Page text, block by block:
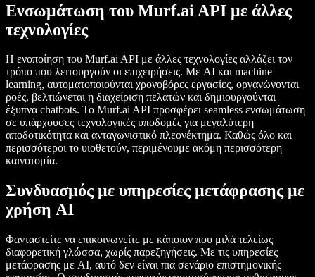
Ενσωμάτωση του Murf.ai API με άλλες
τεχνολογίες
Η ενοποίηση του Murf.ai API με άλλες τεχνολογίες αλλάζει τον
τρόπο που λειτουργούν οι επιχειρήσεις. Με AI και machine
learning, αυτοματοποιούνται χρονοβόρες εργασίες, οργανώνονται
ροές, βελτιώνεται η διαχείριση πελατών και δημιουργούνται
έξυπνα chatbots. Το Murf.ai API προσφέρει seamless ενσωμάτωση
σε υπάρχουσες τεχνολογικές υποδομές για μεγαλύτερη
αποδοτικότητα και ανταγωνιστικό πλεονέκτημα. Καθώς όλο και
περισσότεροι το υιοθετούν, περιμένουμε ακόμη περισσότερη
καινοτομία.
Συνδυασμός με υπηρεσίες μετάφρασης με
χρήση AI
Φανταστείτε να επικοινωνείτε με κάποιον που μιλά τελείως
διαφορετική γλώσσα, χωρίς παρεξηγήσεις. Με τις υπηρεσίες
μετάφρασης με AI, αυτό δεν είναι πια σενάριο επιστημονικής